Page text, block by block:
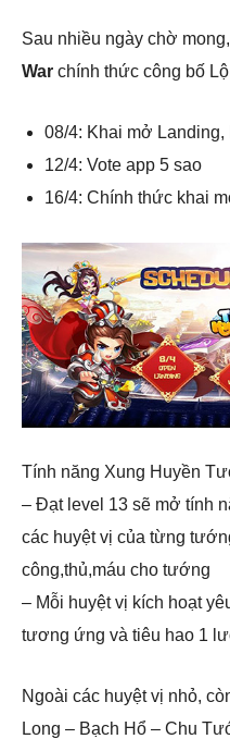
Sau nhiều ngày chờ mong,
War chính thức công bố
08/4: Khai mở Landing,
12/4: Vote app 5 sao
16/4: Chính thức khai
Tính năng Xung Huyền
– Đạt level 13 sẽ mở tính
các huyệt vị của từng
công,thủ,máu cho tướng
– Mỗi huyệt vị kích hoạt
tương ứng và tiêu hao 1
Ngoài các huyệt vị nhỏ,
Long – Bạch Hổ – Chu